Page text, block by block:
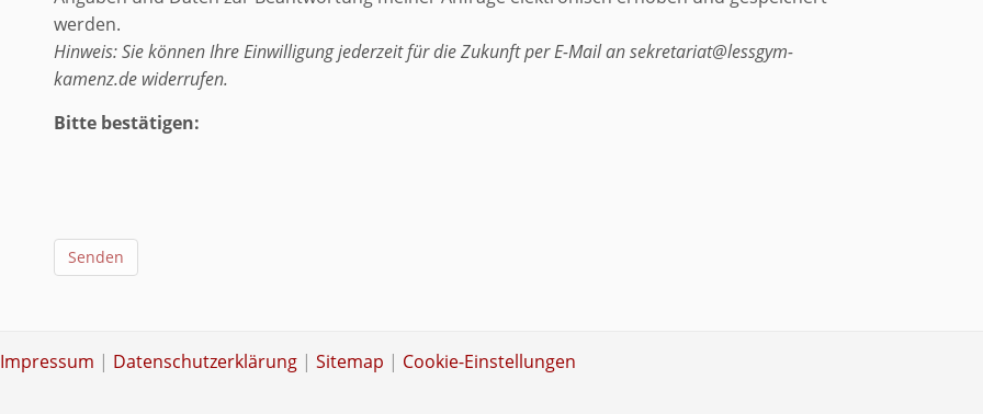
werden.
Hinweis: Sie können Ihre Einwilligung jederzeit für die Zukunft per E-Mail an sekretariat@lessgym-
kamenz.de widerrufen.
Bitte bestätigen:
Senden
Impressum | Datenschutzerklärung| Sitemap | Cookie-Einstellungen